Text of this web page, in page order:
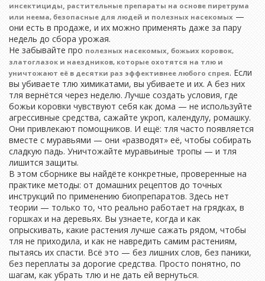
инсектициды, растительные препараты на основе пиретрума
или неема, безопасные для людей и полезных насекомых —
они есть в продаже, и их можно применять даже за пару
недель до сбора урожая.
Не забывайте про полезных насекомых, божьих коровок,
златоглазок и наездников, которые охотятся на тлю и
уничтожают её в десятки раз эффективнее любого спрея. Если
вы убиваете тлю химикатами, вы убиваете и их. А без них
тля вернётся через неделю. Лучше создать условия, где
божьи коровки чувствуют себя как дома — не используйте
агрессивные средства, сажайте укроп, календулу, ромашку.
Они привлекают помощников. И ещё: тля часто появляется
вместе с муравьями — они «разводят» её, чтобы собирать
сладкую падь. Уничтожайте муравьиные тропы — и тля
лишится защиты.
В этом сборнике вы найдёте конкретные, проверенные на
практике методы: от домашних рецептов до точных
инструкций по применению биопрепаратов. Здесь нет
теории — только то, что реально работает на грядках, в
горшках и на деревьях. Вы узнаете, когда и как
опрыскивать, какие растения лучше сажать рядом, чтобы
тля не приходила, и как не навредить самим растениям,
пытаясь их спасти. Всё это — без лишних слов, без паники,
без переплаты за дорогие средства. Просто понятно, по
шагам, как убрать тлю и не дать ей вернуться.